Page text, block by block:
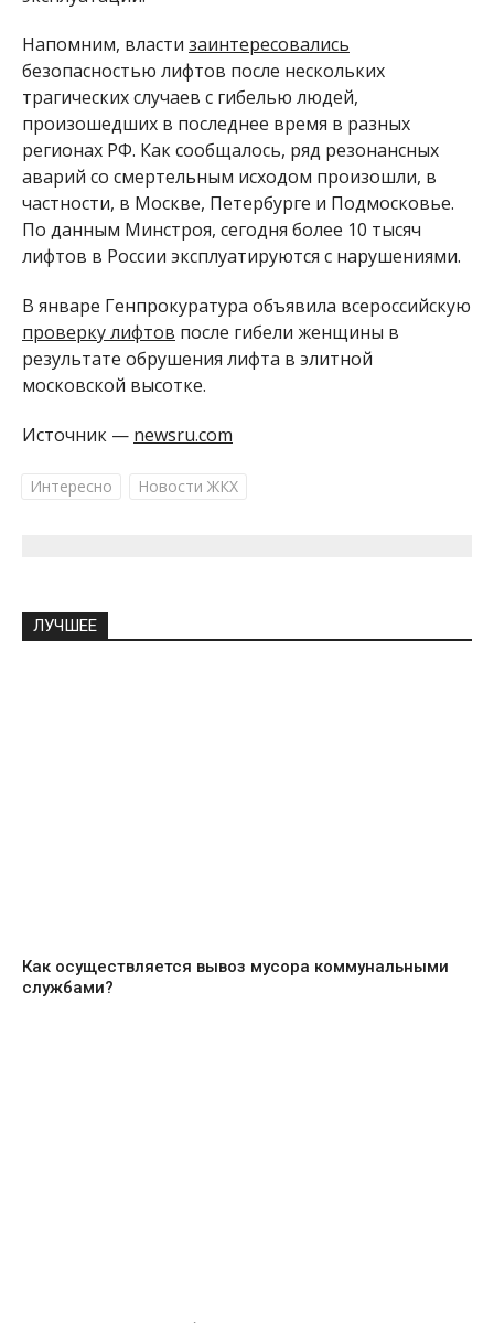
Напомним, власти заинтересовались
безопасностью лифтов после нескольких
трагических случаев с гибелью людей,
произошедших в последнее время в разных
регионах РФ. Как сообщалось, ряд резонансных
аварий со смертельным исходом произошли, в
частности, в Москве, Петербурге и Подмосковье.
По данным Минстроя, сегодня более 10 тысяч
лифтов в России эксплуатируются с нарушениями.
В январе Генпрокуратура объявила всероссийскую
проверку лифтов после гибели женщины в
результате обрушения лифта в элитной
московской высотке.
Источник — newsru.com
Интересно Новости ЖКХ
ЛУЧШЕЕ
Как осуществляется вывоз мусора коммунальными
службами?